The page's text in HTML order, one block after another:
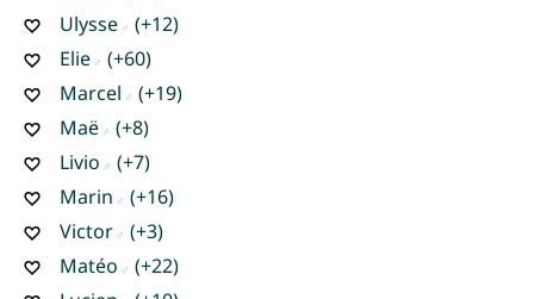
Ulysse
(+12)
Elie
(+60)
Marcel
(+19)
Maë
(+8)
Livio
(+7)
Marin
(+16)
Victor
(+3)
Matéo
(+22)